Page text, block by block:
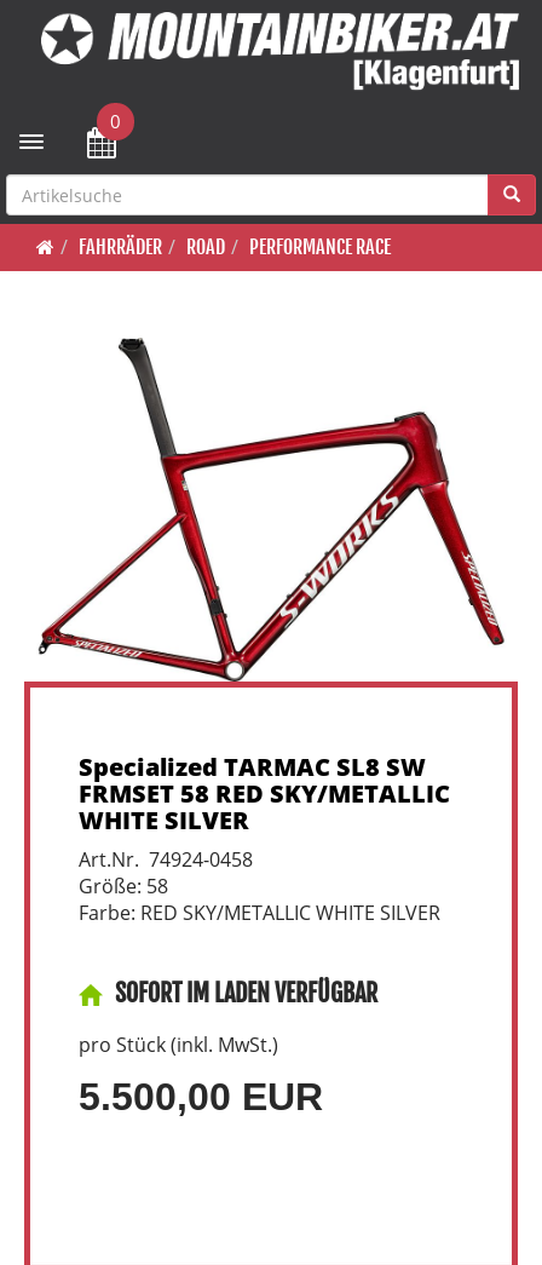
Toggle navigation
0
FAHRRÄDER ROAD PERFORMANCE RACE
Specialized TARMAC SL8 SW
FRMSET 58 RED SKY/METALLIC
WHITE SILVER
Art.Nr. 74924-0458
Größe: 58
Farbe: RED SKY/METALLIC WHITE SILVER
SOFORT IM LADEN VERFÜGBAR
pro Stück (inkl. MwSt.)
5.500,00 EUR